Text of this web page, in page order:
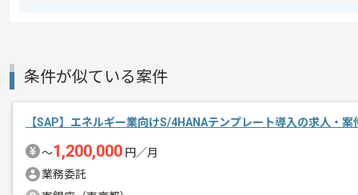
エージェントからのコ
メント
AWSアプリケーション開発、AWS構築
複数案件を保有している企業ですので、
条件が似ている案件
【SAP】エネルギー業向けS/4HANAテンプレート導入の求人・案
〜1,200,000 円／月
業務委託